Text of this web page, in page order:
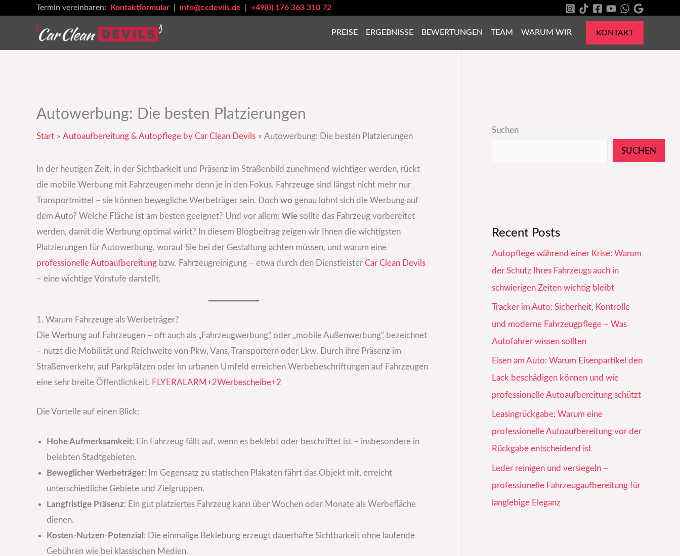
Termin vereinbaren: Kontaktformular info@ccdevils.de +49(0) 176 363 310 72
PREISE ERGEBNISSE BEWERTUNGEN TEAM WARUM WIR KONTAKT
Autowerbung: Die besten Platzierungen
Start Autoaufbereitung & Autopflege by Car Clean Devils Autowerbung: Die besten Platzierungen
In der heutigen Zeit, in der Sichtbarkeit und Präsenz im Straßenbild zunehmend wichtiger werden, rückt
die mobile Werbung mit Fahrzeugen mehr denn je in den Fokus. Fahrzeuge sind längst nicht mehr nur
Transportmittel – sie können bewegliche Werbeträger sein. Doch wo genau lohnt sich die Werbung auf
dem Auto? Welche Fläche ist am besten geeignet? Und vor allem: Wie sollte das Fahrzeug vorbereitet
werden, damit die Werbung optimal wirkt? In diesem Blogbeitrag zeigen wir Ihnen die wichtigsten
Platzierungen für Autowerbung, worauf Sie bei der Gestaltung achten müssen, und warum eine
professionelle Autoaufbereitung bzw. Fahrzeugreinigung – etwa durch den Dienstleister Car Clean Devils
– eine wichtige Vorstufe darstellt.
1. Warum Fahrzeuge als Werbeträger?
Die Werbung auf Fahrzeugen – oft auch als „Fahrzeugwerbung“ oder „mobile Außenwerbung“ bezeichnet
– nutzt die Mobilität und Reichweite von Pkw, Vans, Transportern oder Lkw. Durch ihre Präsenz im
Straßenverkehr, auf Parkplätzen oder im urbanen Umfeld erreichen Werbebeschriftungen auf Fahrzeugen
eine sehr breite Öffentlichkeit. FLYERALARM+2Werbescheibe+2
Die Vorteile auf einen Blick:
Hohe Aufmerksamkeit: Ein Fahrzeug fällt auf, wenn es beklebt oder beschriftet ist – insbesondere in
belebten Stadtgebieten.
Beweglicher Werbeträger: Im Gegensatz zu statischen Plakaten fährt das Objekt mit, erreicht
unterschiedliche Gebiete und Zielgruppen.
Langfristige Präsenz: Ein gut platziertes Fahrzeug kann über Wochen oder Monate als Werbefläche
dienen.
Kosten-Nutzen-Potenzial : Die einmalige Beklebung erzeugt dauerhafte Sichtbarkeit ohne laufende
Gebühren wie bei klassischen Medien.
Suchen
SUCHEN
Recent Posts
Autopflege während einer Krise: Warum
der Schutz Ihres Fahrzeugs auch in
schwierigen Zeiten wichtig bleibt
Tracker im Auto: Sicherheit, Kontrolle
und moderne Fahrzeugpflege – Was
Autofahrer wissen sollten
Eisen am Auto: Warum Eisenpartikel den
Lack beschädigen können und wie
professionelle Autoaufbereitung schützt
Leasingrückgabe: Warum eine
professionelle Autoaufbereitung vor der
Rückgabe entscheidend ist
Leder reinigen und versiegeln –
professionelle Fahrzeugaufbereitung für
langlebige Eleganz